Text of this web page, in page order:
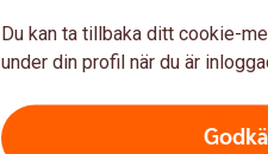
Du kan ta tillbaka ditt cookie-
under din profil när du är